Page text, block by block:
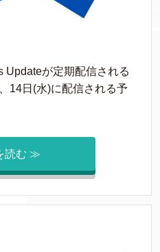
Updateが定期配信される
14日(水)に配信される予
読む ≫